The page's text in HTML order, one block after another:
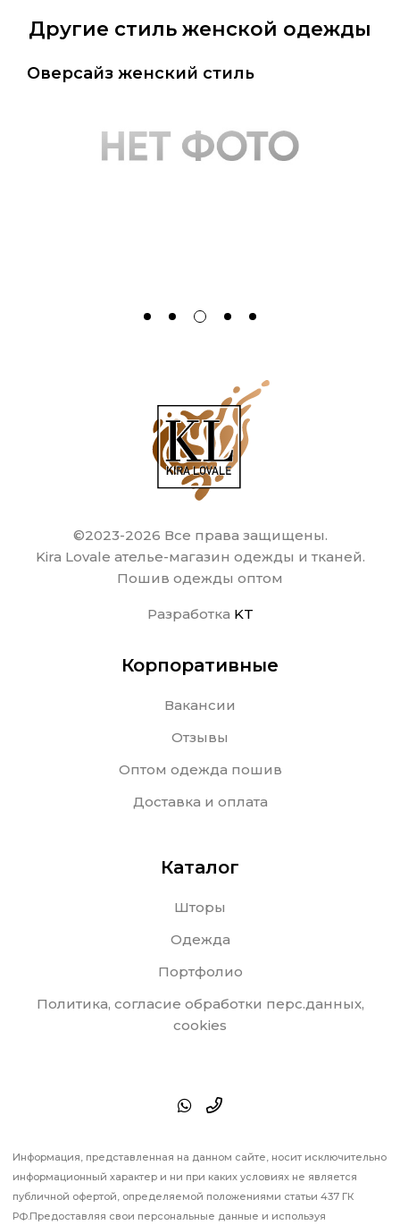
Другие стиль женской одежды
Оверсайз женский стиль
©2023-2026 Все права защищены.
Kira Lovale ателье-магазин одежды и тканей.
Пошив одежды оптом
Разработка KT
Корпоративные
Вакансии
Отзывы
Оптом одежда пошив
Доставка и оплата
Каталог
Шторы
Одежда
Портфолио
Политика, согласие обработки перс.данных,
cookies
Информация, представленная на данном сайте, носит исключительно
информационный характер и ни при каких условиях не является
публичной офертой, определяемой положениями статьи 437 ГК
РФ.Предоставляя свои персональные данные и используя